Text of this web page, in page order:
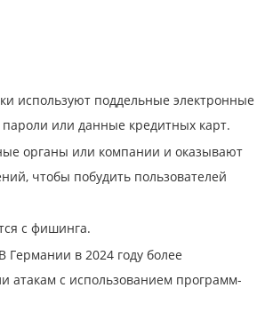
используют поддельные электронные
или данные кредитных карт.
органы или компании и оказывают
чтобы побудить пользователей
с фишинга.
в 2024 году более
атакам с использованием программ-